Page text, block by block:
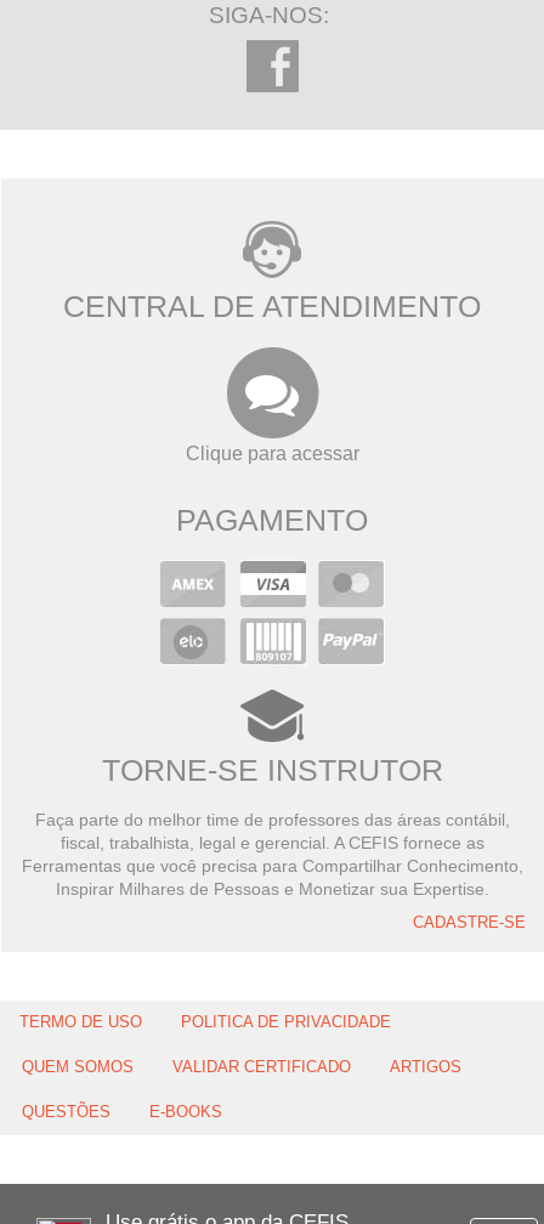
SIGA-NOS:
CENTRAL DE ATENDIMENTO
Clique para acessar
PAGAMENTO
TORNE-SE INSTRUTOR
Faça parte do melhor time de professores das áreas contábil,
fiscal, trabalhista, legal e gerencial. A CEFIS fornece as
Ferramentas que você precisa para Compartilhar Conhecimento,
Inspirar Milhares de Pessoas e Monetizar sua Expertise.
CADASTRE-SE
TERMO DE USO POLITICA DE PRIVACIDADE
QUEM SOMOS VALIDAR CERTIFICADO ARTIGOS
QUESTÕES E-BOOKS